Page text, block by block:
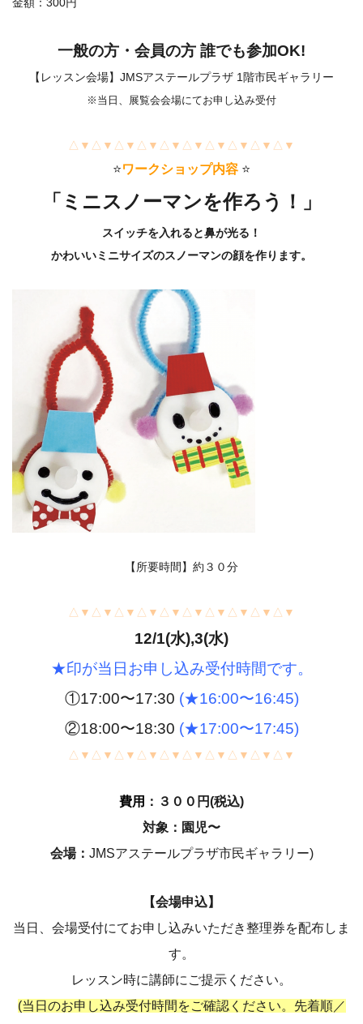
一般の方・会員の方 誰でも参加OK!
【レッスン会場】JMSアステールプラザ 1階市民ギャラリー
※当日、展覧会会場にてお申し込み受付
△▼△▼△▼△▼△▼△▼△▼△▼△▼△▼
⭐️ワークショップ内容 ⭐️
「ミニスノーマンを作ろう！」
スイッチを入れると鼻が光る！
かわいいミニサイズのスノーマンの顔を作ります。
【所要時間】約３０分
△▼△▼△▼△▼△▼△▼△▼△▼△▼△▼
12/1(水),3(水)
★印が当日お申し込み受付時間です。
①17:00〜17:30 (★16:00〜16:45)
②18:00〜18:30 (★17:00〜17:45)
△▼△▼△▼△▼△▼△▼△▼△▼△▼△▼
費用 ：３００円(税込)
対象：園児〜
会場： JMSアステールプラザ市民ギャラリー)
【会場申込】
当日、会場受付にてお申し込みいただき整理券を配布しま
す。
レッスン時に講師にご提示ください。
(当日のお申し込み受付時間をご確認ください。 先着順／